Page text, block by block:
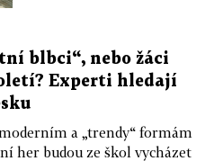
blbci“, nebo žáci
Experti hledají
a „trendy“ formám
her budou ze škol vycházet